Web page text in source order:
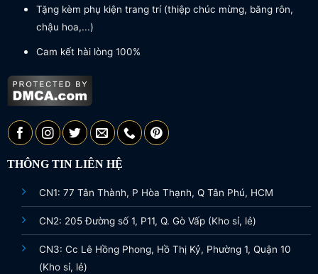
Tặng kèm phụ kiện trang trí (thiệp chúc mừng, băng rôn,
chậu hoa,...)
Cam kết hài lòng 100%
THÔNG TIN LIÊN HỆ
CN1: 77 Tân Thành, P Hòa Thạnh, Q Tân Phú, HCM
CN2: 205 Đường số 1, P11, Q. Gò Vấp (Kho sỉ, lẻ)
CN3: Cc Lê Hồng Phong, Hồ Thị Kỷ, Phường 1, Quận 10
(Kho sỉ, lẻ)